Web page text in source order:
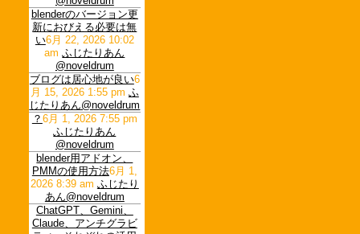
blenderのバージョン更
新におびえる必要は無
い6月 22, 2026 10:02
am ふじたりあん
@noveldrum
ブログは居心地が良い6
月 15, 2026 1:55 pm ふ
じたりあん@noveldrum
？ 6月 1, 2026 7:55 pm
ふじたりあん
@noveldrum
blender用アドオン、
PMMの使用方法6月 1,
2026 8:39 am ふじたり
あん@noveldrum
ChatGPT、Gemini、
Claude、アンチグラビ